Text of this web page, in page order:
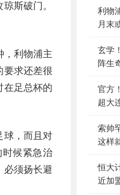
斯破门。
，利物浦主
要求还差很
在足总杯的
球，而且对
候紧急治
必须扬长避
利物
月末
玄学
阵生
官方
超大
索帅
这样
恒大
近加